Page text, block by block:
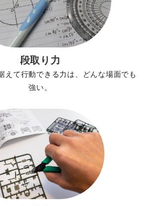
段取り力
えて行動できる力は、どんな場面でも
強い。